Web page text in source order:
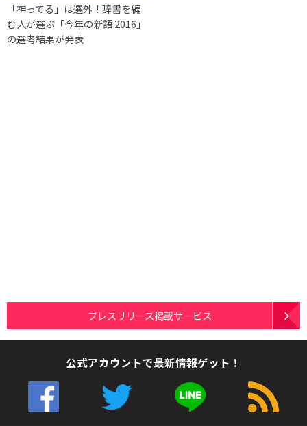
「神ってる」は選外！辞書を編
む人が選ぶ「今年の新語 2016」
の選考結果が発表
プレスリリース掲載サービス
公式アカウントで最新情報ゲット！